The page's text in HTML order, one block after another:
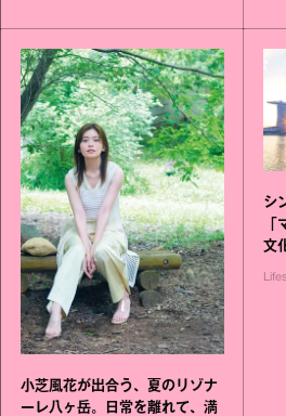
小芝風花が出合う、夏のリゾナ
ーレ八ヶ岳。日常を離れて、満
シ
「
文